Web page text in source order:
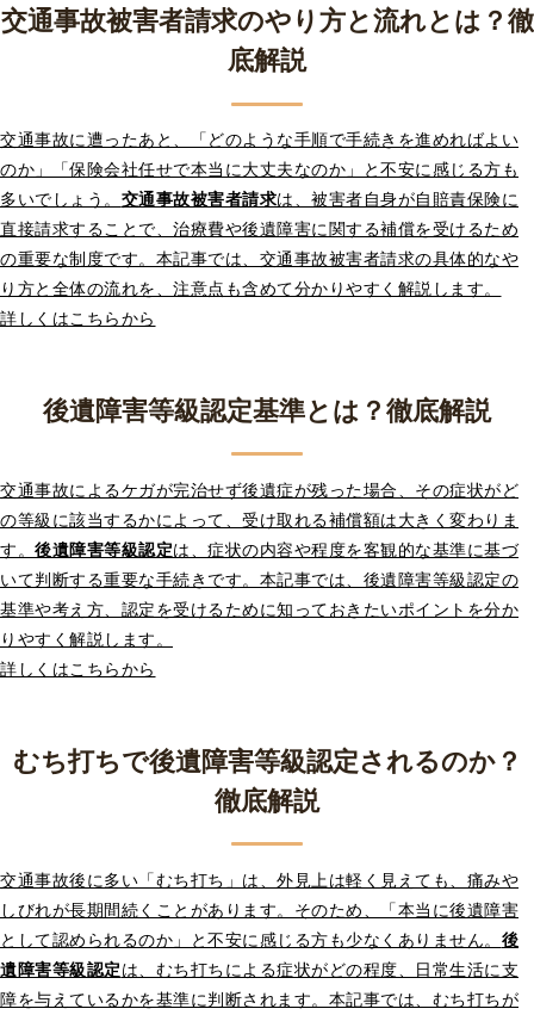
交通事故被害者請求のやり方と流れとは？徹
底解説
交通事故に遭ったあと、「どのような手順で手続きを進めればよい
のか」「保険会社任せで本当に大丈夫なのか」と不安に感じる方も
多いでしょう。 交通事故被害者請求は、被害者自身が自賠責保険に
直接請求することで、治療費や後遺障害に関する補償を受けるため
の重要な制度です。本記事では、交通事故被害者請求の具体的なや
り方と全体の流れを、注意点も含めて分かりやすく解説します。
詳しくはこちらから
後遺障害等級認定基準とは？徹底解説
交通事故によるケガが完治せず後遺症が残った場合、その症状がど
の等級に該当するかによって、受け取れる補償額は大きく変わりま
す。 後遺障害等級認定は、症状の内容や程度を客観的な基準に基づ
いて判断する重要な手続きです。本記事では、後遺障害等級認定の
基準や考え方、認定を受けるために知っておきたいポイントを分か
りやすく解説します。
詳しくはこちらから
むち打ちで後遺障害等級認定されるのか？
徹底解説
交通事故後に多い「むち打ち」は、外見上は軽く見えても、痛みや
しびれが長期間続くことがあります。そのため、「本当に後遺障害
として認められるのか」と不安に感じる方も少なくありません。 後
遺障害等級認定は、むち打ちによる症状がどの程度、日常生活に支
障を与えているかを基準に判断されます。本記事では、むち打ちが